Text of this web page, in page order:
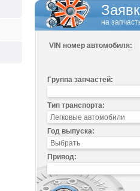
на
VIN номер автомобиля:
Группа запчастей:
Тип транспорта:
Год выпуска:
Привод: